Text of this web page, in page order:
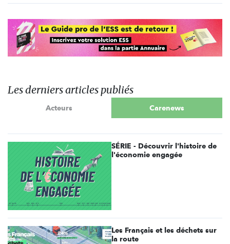
Les derniers articles publiés
Acteurs Carenews
SÉRIE - Découvrir l'histoire de
l'économie engagée
Les Français et les déchets sur
la route